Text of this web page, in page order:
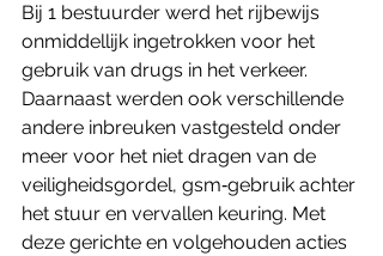
Bij 1 bestuurder werd het rijbewijs
onmiddellijk ingetrokken voor het
gebruik van drugs in het verkeer.
Daarnaast werden ook verschillende
andere inbreuken vastgesteld onder
meer voor het niet dragen van de
veiligheidsgordel, gsm‑gebruik achter
het stuur en vervallen keuring. Met
deze gerichte en volgehouden acties